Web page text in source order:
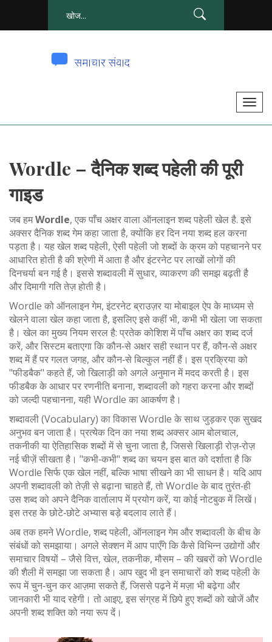
टॉ
त
र
Wordle – दैनिक शब्द पहेली की पूरी
गाइड
जब हमWordle, एक पाँच अक्षर वाला ऑनलाइन शब्द पहेली खेल है. इसे
अक्सरदैनिक शब्द गेमकहा जाता है, क्योंकि हर दिन नया शब्द हल करना
पड़ता है। यह खेलशब्द पहेली, ऐसी पहेली जो शब्दों के क्रम को पहचानने पर
आधारित होती हैकी श्रेणी में आता है और इंटरनेट पर लाखों लोगों की
दिनचर्या बन गई है। इससे शब्दावली में सुधार, व्याकरण की समझ बढ़ती है
और दिमागी गति तेज़ होती है।
Wordle कोऑनलाइन गेम, इंटरनेट ब्राउज़र या मोबाइल ऐप के माध्यम से
खेलने वाला खेलकहा जाता है, इसलिए इसे कहीं भी, कभी भी खेला जा सकता
है। खेल का मुख्य नियम सरल है: प्रतेक कोशिश में पाँच अक्षर का शब्द दर्ज
करें, और सिस्टम बताएगा कि कौन‑से अक्षर सही स्थान पर हैं, कौन‑से अक्षर
शब्द में हैं पर गलत जगह, और कौन‑से बिल्कुल नहीं हैं। इस प्रक्रिया को
"फीडबैक" कहते हैं, जो खिलाड़ी को अगले अनुमान में मदद करती है। इस
फीडबैक के आधार पर रणनीति बनाना, शब्दावली को गहरा करना और शब्दों
को जल्दी पहचानना, यही Wordle का आकर्षण है।
शब्दावली (Vocabulary) का विकास Wordle के साथ जुड़कर एक सुखद
अनुभव बन जाता है। प्रत्येक दिन का नया शब्द अक्सर आम बोलचाल,
तकनीकी या ऐतिहासिक शब्दों में से चुना जाता है, जिससे खिलाड़ी रोज़‑रोज़
नई चीज़ें सीखता है। "कभी‑कभी" शब्द का चयन इस बात को दर्शाता है कि
Wordle सिर्फ एक खेल नहीं, बल्कि भाषा सीखने का भी साधन है। यदि आप
अपनी शब्दावली को तेज़ी से बढ़ाना चाहते हैं, तो Wordle के बाद तुरंत‑ही
उस शब्द को अपने दैनिक वार्तालाप में प्रयोग करें, या कोई नोटबुक में लिखें।
इस तरह के छोटे‑छोटे अभ्यास बड़े बदलाव लाते हैं।
अब तक हमने Wordle, शब्द पहेली, ऑनलाइन गेम और शब्दावली के बीच के
संबंधों को समझाया। अगले सेक्शन में आप पाएँगे कि कैसे विभिन्न उद्योगों और
समाचार विषयों – जैसे वित्त, खेल, तकनीक, मौसम – की खबरों को Wordle
की शैली में समझा जा सकता है। आप खुद भी इन समाचारों को शब्द पहेली के
रूप में चुन‑चुन कर आज़मा सकते हैं, जिससे पढ़ने में मज़ा भी बढ़ेगा और
जानकारी भी याद रहेगी। तो आइए, इस संग्रह में छिपे हुए शब्दों को खोजें और
अपनी शब्द शक्ति को नया रूप दें।